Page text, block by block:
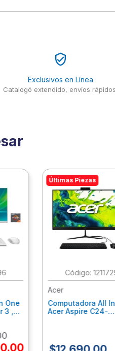
Exclusivos en Línea
Catalogó extendido, envíos
One
,
.00
Últimas Piezas
:
Acer
Computadora All
Acer Aspire C24-
Dq.Bmjal.002